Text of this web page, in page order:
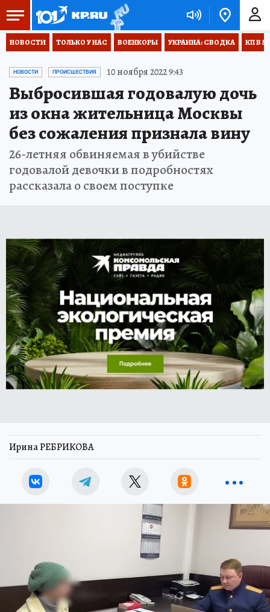
НОВОСТИ ТОЛЬКО У НАС ВОЕНКОРЫ УКРАИНА: СВОДКА КП В
НОВОСТИ ПРОИСШЕСТВИЯ 10 ноября 2022 9:43
Выбросившая годовалую дочь
из окна жительница Москвы
без сожаления признала вину
26-летняя обвиняемая в убийстве
годовалой девочки в подробностях
рассказала о своем поступке
Ирина РЕБРИКОВА